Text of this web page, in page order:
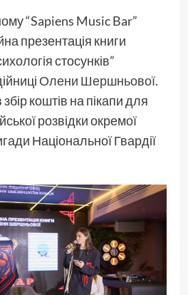
“Sapiens Music Bar”
презентація книги
стосунків”
Олени Шершньової.
коштів на пікапи для
розвідки окремої
Національної Гвардії